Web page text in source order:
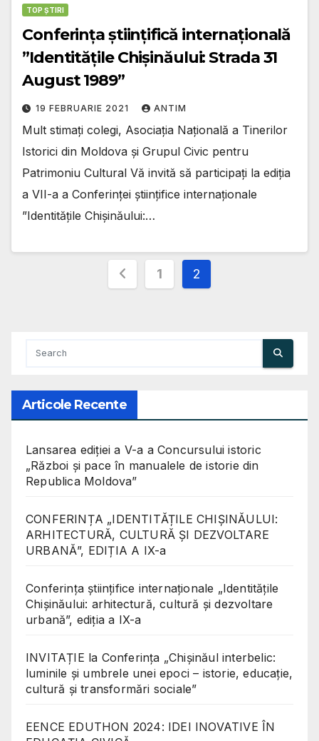
TOP ȘTIRI
Conferinţa științifică internațională
”Identitățile Chișinăului: Strada 31
August 1989”
19 FEBRUARIE 2021 ANTIM
Mult stimați colegi, Asociaţia Naţională a Tinerilor
Istorici din Moldova și Grupul Civic pentru
Patrimoniu Cultural Vă invită să participaţi la ediția
a VII-a a Conferinţei științifice internaționale
”Identitățile Chișinăului:…
Paginație
1 2
Articole Recente
Lansarea ediției a V-a a Concursului istoric
„Război și pace în manualele de istorie din
Republica Moldova”
CONFERINȚA „IDENTITĂȚILE CHIȘINĂULUI:
ARHITECTURĂ, CULTURĂ ȘI DEZVOLTARE
URBANĂ”, EDIȚIA A IX-a
Conferinţa științifice internaționale „Identitățile
Chișinăului: arhitectură, cultură și dezvoltare
urbană”, ediția a IX-a
INVITAȚIE la Conferința „Chișinăul interbelic:
luminile și umbrele unei epoci – istorie, educație,
cultură și transformări sociale”
EENCE EDUTHON 2024: IDEI INOVATIVE ÎN